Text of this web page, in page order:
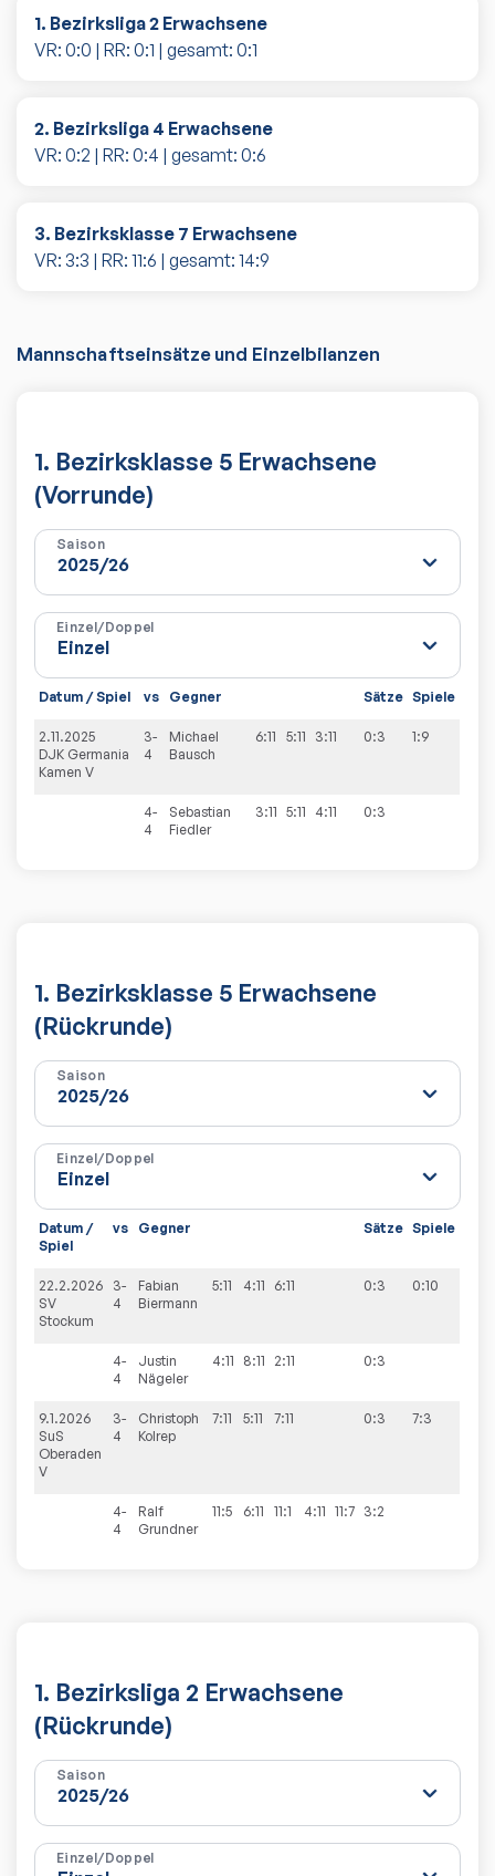
1. Bezirksliga 2 Erwachsene
VR: 0:0 | RR: 0:1 | gesamt: 0:1
2. Bezirksliga 4 Erwachsene
VR: 0:2 | RR: 0:4 | gesamt: 0:6
3. Bezirksklasse 7 Erwachsene
VR: 3:3 | RR: 11:6 | gesamt: 14:9
Mannschaftseinsätze und Einzelbilanzen
1. Bezirksklasse 5 Erwachsene
(Vorrunde)
Saison
Einzel/Doppel
Datum / Spiel vs Gegner Sätze Spiele
2.11.2025
DJK Germania
Kamen V
3-
4
Michael
Bausch
6:11 5:11 3:11 0:3 1:9
4-
4
Sebastian
Fiedler
3:11 5:11 4:11 0:3
1. Bezirksklasse 5 Erwachsene
(Rückrunde)
Saison
Einzel/Doppel
Datum /
Spiel
vs Gegner Sätze Spiele
22.2.2026
SV
Stockum
3-
4
Fabian
Biermann
5:11 4:11 6:11 0:3 0:10
4-
4
Justin
Nägeler
4:11 8:11 2:11 0:3
9.1.2026
SuS
Oberaden
V
3-
4
Christoph
Kolrep
7:11 5:11 7:11 0:3 7:3
4-
4
Ralf
Grundner
11:5 6:11 11:1 4:11 11:7 3:2
1. Bezirksliga 2 Erwachsene
(Rückrunde)
Saison
Einzel/Doppel